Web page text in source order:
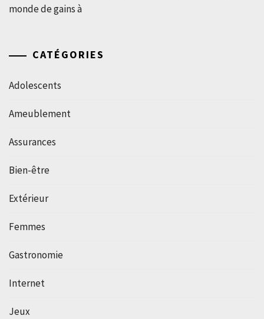
monde de gains à
CATÉGORIES
Adolescents
Ameublement
Assurances
Bien-être
Extérieur
Femmes
Gastronomie
Internet
Jeux